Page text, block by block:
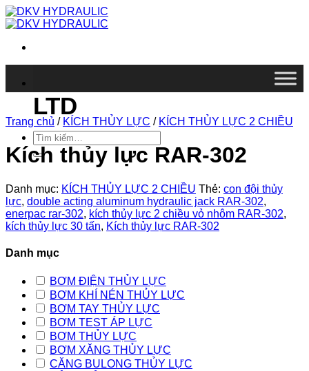
Chuyển
đến
dung
LTD
Tìm
kiếm:
Trang chủ / KÍCH THỦY LỰC / KÍCH THỦY LỰC 2 CHIỀU
Kích thủy lực RAR-302
Danh mục: KÍCH THỦY LỰC 2 CHIỀU Thẻ: con đội thủy
lực, double acting aluminum hydraulic jack RAR-302,
enerpac rar-302, kích thủy lực 2 chiều vỏ nhôm RAR-302,
kích thủy lực 30 tấn, Kích thủy lực RAR-302
Danh mục
BƠM ĐIỆN THỦY LỰC
BƠM KHÍ NÉN THỦY LỰC
BƠM TAY THỦY LỰC
BƠM TEST ÁP LỰC
BƠM THỦY LỰC
BƠM XĂNG THỦY LỰC
CĂNG BULONG THỦY LỰC